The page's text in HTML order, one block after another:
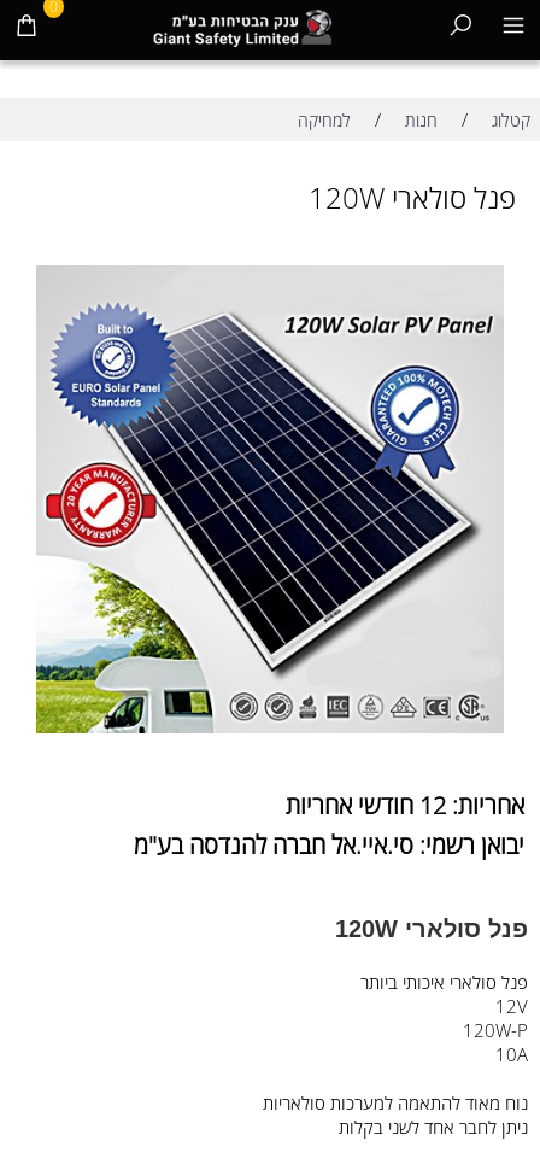
0
קטלוג / חנות / למחיקה
פנל סולארי 120W
אחריות: 12 חודשי אחריות
יבואן רשמי: סי.איי.אל חברה להנדסה בע"מ
פנל סולארי 120W
פנל סולארי איכותי ביותר
12V
120W-P
10A
נוח מאוד להתאמה למערכות סולאריות
ניתן לחבר אחד לשני בקלות